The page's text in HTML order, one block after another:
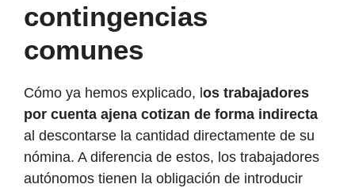
contingencias
comunes
Cómo ya hemos explicado, l os trabajadores
por cuenta ajena cotizan de forma indirecta
al descontarse la cantidad directamente de su
nómina. A diferencia de estos, los trabajadores
autónomos tienen la obligación de introducir